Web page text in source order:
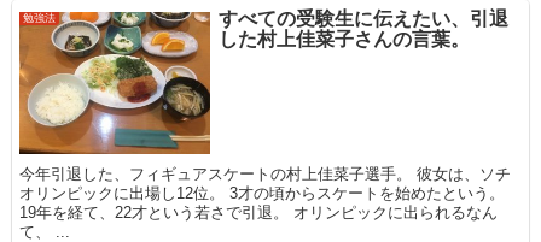
勉強法
すべての受験生に伝えたい、引退
した村上佳菜子さんの言葉。
今年引退した、フィギュアスケートの村上佳菜子選手。 彼女は、ソチ
オリンピックに出場し12位。 3才の頃からスケートを始めたという。
19年を経て、22才という若さで引退。 オリンピックに出られるなん
て、 ...